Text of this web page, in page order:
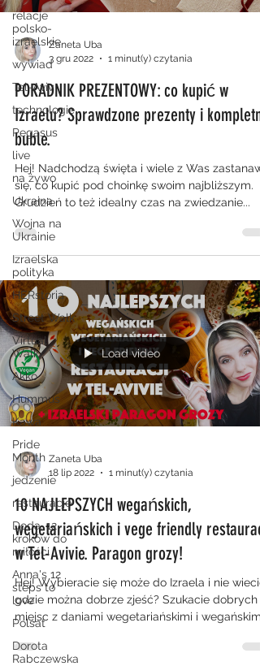
relacje
polsko-
izraelskie
wywiad
Tel-Aviv
technologie
Pegasus
live
na żywo
Ukraina
Wojna na
Ukrainie
Izraelska
polityka
HERstoria
Street Walk
Virtual
Walk
Akko
Hummus
Kawa
Pride
Month
jedzenie
restauracje
Doda. 12
kroków do
miłości
Anna's 12
steps to
love
Polsat
Dorota
Rabczewska
Zaneta Uba
3 gru 2022
1 minut(y) czytania
PORADNIK PREZENTOWY: co kupić w
Izraelu? Sprawdzone prezenty i kompletne
buble.
Hej! Nadchodzą święta i wiele z Was
się, co kupić pod choinkę swoim najbliższym.
Grudzień to też idealny czas na zwiedzanie...
Load video
Zaneta Uba
18 lip 2022
1 minut(y) czytania
10 NAJLEPSZYCH wegańskich,
wegetariańskich i vege friendly restauracji
w Tel-Avivie. Paragon grozy!
Hej! Wybieracie się może do Izraela i nie wiecie
gdzie można dobrze zjeść? Szukacie dobrych
miejsc z daniami wegetariańskimi i